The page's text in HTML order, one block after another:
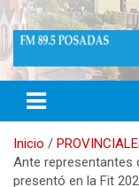
Radio
Opinión Responsable
Inicio
Ante representantes
presentó en la Fit